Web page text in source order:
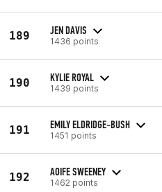
189 JEN DAVIS
1436 points
190 KYLIE ROYAL
1439 points
191 EMILY ELDRIDGE-BUSH
1451 points
192 AOIFE SWEENEY
1462 points